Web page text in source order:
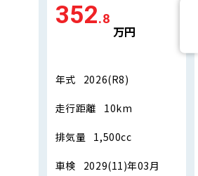
352.8
万円
年式 2026(R8)
走行距離 10km
排気量 1,500cc
車検 2029(11)年03月